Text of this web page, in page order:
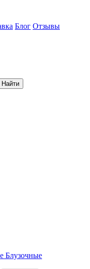
Блог Отзывы
Найти
Блузочные